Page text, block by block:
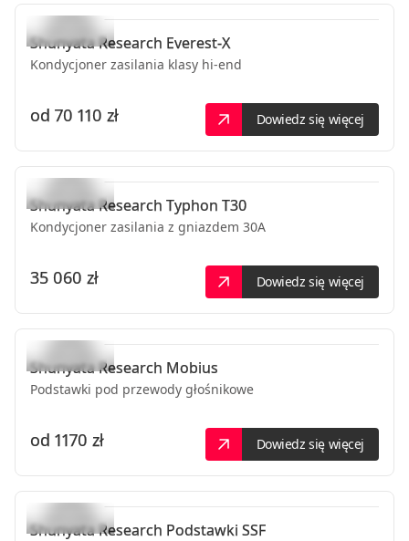
Shunyata Research Everest-X
Kondycjoner zasilania klasy hi-end
od 70 110 zł Dowiedz się więcej
Shunyata Research Typhon T30
Kondycjoner zasilania z gniazdem 30A
35 060 zł Dowiedz się więcej
Shunyata Research Mobius
Podstawki pod przewody głośnikowe
od 1170 zł Dowiedz się więcej
Shunyata Research Podstawki SSF